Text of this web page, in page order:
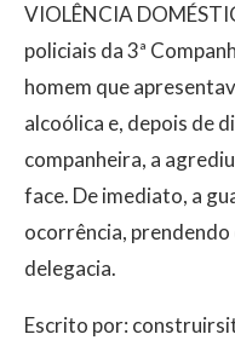
VIOLÊNCIA
policiais da 3ª
homem que
alcoólica e, depois de
companheira, a
face. De imediato, a
ocorrência, prendendo
delegacia.
Escrito por: